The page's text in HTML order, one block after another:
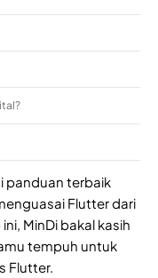
panduan terbaik
Flutter dari
MinDi bakal kasih
tempuh untuk
Flutter.